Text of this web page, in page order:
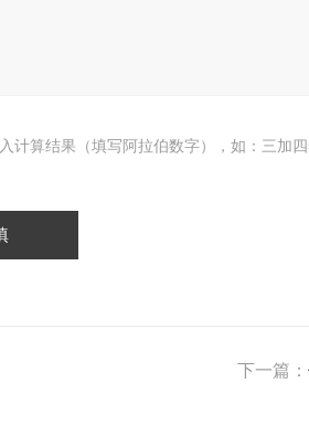
计算结果（填写阿拉伯数字），如：三加
下一篇：